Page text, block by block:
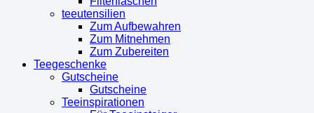
teeutensilien
Zum Aufbewahren
Zum Mitnehmen
Zum Zubereiten
Teegeschenke
Gutscheine
Gutscheine
Teeinspirationen